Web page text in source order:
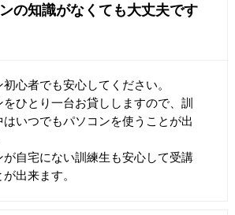
の知識がなくても大丈夫です
心者でも安心してください。
をひとり一台お貸ししますので、訓
はいつでもパソコンを使うことが出
が自宅にない訓練生も安心して受講
出来ます。